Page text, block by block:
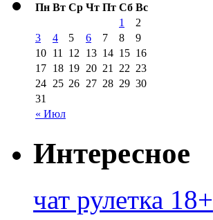
Пн Вт Ср Чт Пт Сб Вс
« Июл
1
2
3
4 5 6 7 8
9
10 11 12 13 14 15 16
17 18 19 20 21 22 23
24 25 26 27 28 29 30
31
Интересное
чат рулетка 18+